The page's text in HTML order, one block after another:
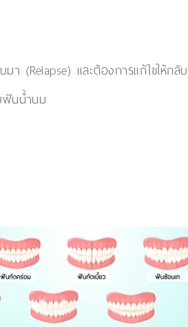
(Relapse) และต้องการแก้ไขให้ก
ฟันน้ำนม